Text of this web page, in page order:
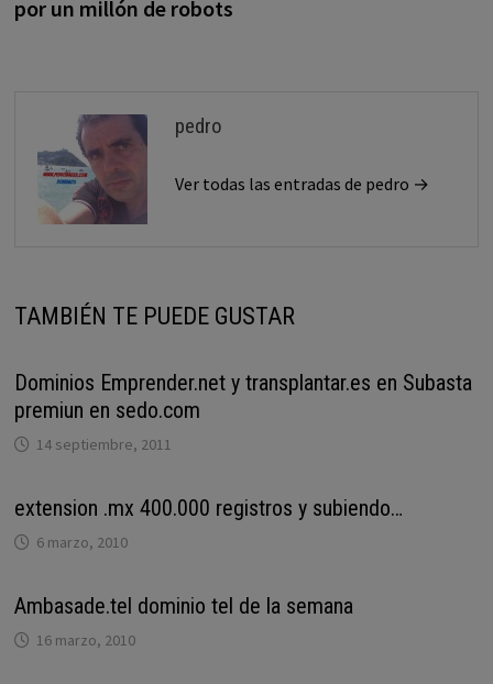
por un millón de robots
pedro
Ver todas las entradas de pedro →
TAMBIÉN TE PUEDE GUSTAR
Dominios Emprender.net y transplantar.es en Subasta
premiun en sedo.com
14 septiembre, 2011
extension .mx 400.000 registros y subiendo…
6 marzo, 2010
Ambasade.tel dominio tel de la semana
16 marzo, 2010